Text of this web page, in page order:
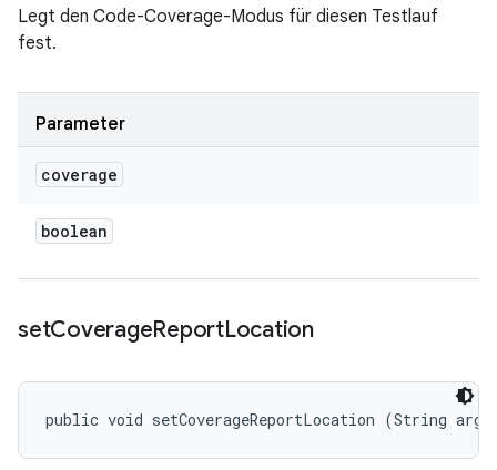
Legt den Code-Coverage-Modus für diesen Testlauf
fest.
Parameter
coverage
boolean
setCoverageReportLocation
public void setCoverageReportLocation (String